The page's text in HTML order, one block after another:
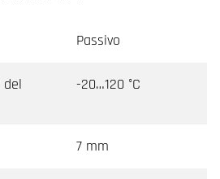
Passivo
-20…120 °C
7 mm